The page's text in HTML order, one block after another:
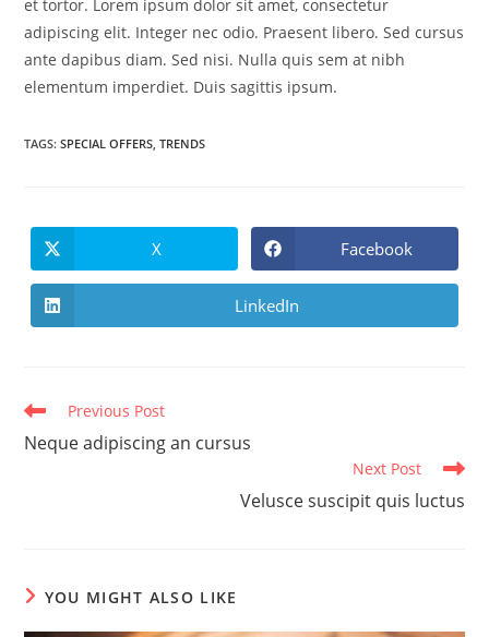
et tortor. Lorem ipsum dolor sit amet, consectetur
adipiscing elit. Integer nec odio. Praesent libero. Sed cursus
ante dapibus diam. Sed nisi. Nulla quis sem at nibh
elementum imperdiet. Duis sagittis ipsum.
TAGS:SPECIAL OFFERS, TRENDS
Opens
in
a
X Opens
in
a
Facebook
Opens
in
LinkedIn
Read
articles
Previous Post
Neque adipiscing an cursus
Next Post
Velusce suscipit quis luctus
YOU MIGHT ALSO LIKE